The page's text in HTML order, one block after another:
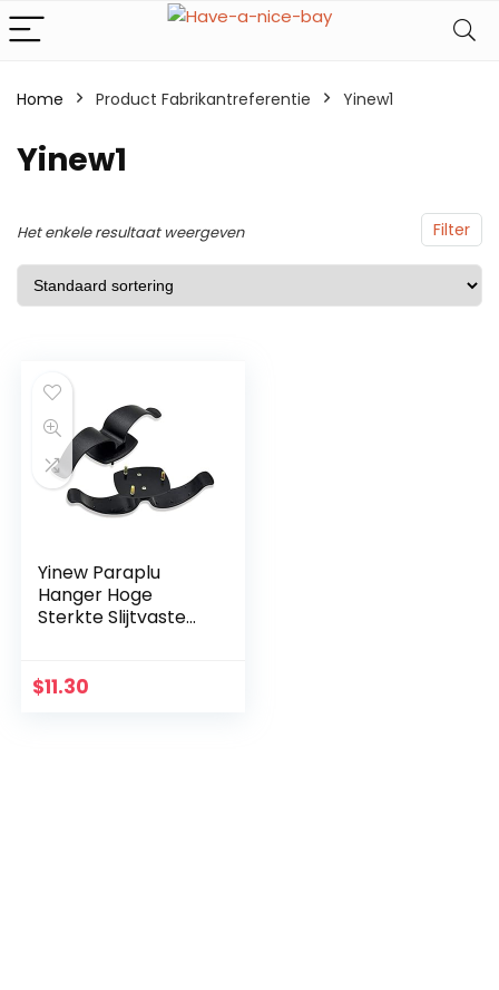
Home Product Fabrikantreferentie Yinew1
Yinew1
Filter
Het enkele resultaat weergeven
Yinew Paraplu
Hanger Hoge
Sterkte Slijtvaste
Opknoping Tool
$11.30